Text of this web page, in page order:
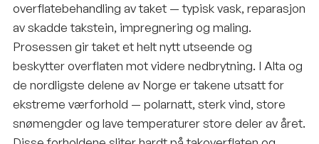
overflatebehandling av taket — typisk vask, reparasjon
av skadde takstein, impregnering og maling.
Prosessen gir taket et helt nytt utseende og
beskytter overflaten mot videre nedbrytning. I Alta og
de nordligste delene av Norge er takene utsatt for
ekstreme værforhold — polarnatt, sterk vind, store
snømengder og lave temperaturer store deler av året.